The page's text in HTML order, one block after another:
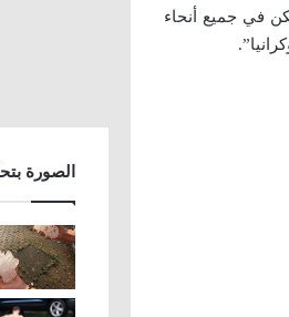
في جميع أنحاء
الصورة